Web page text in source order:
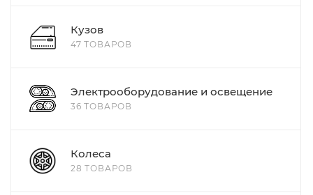
Кузов
47 ТОВАРОВ
Электрооборудование и освещение
36 ТОВАРОВ
Колеса
28 ТОВАРОВ